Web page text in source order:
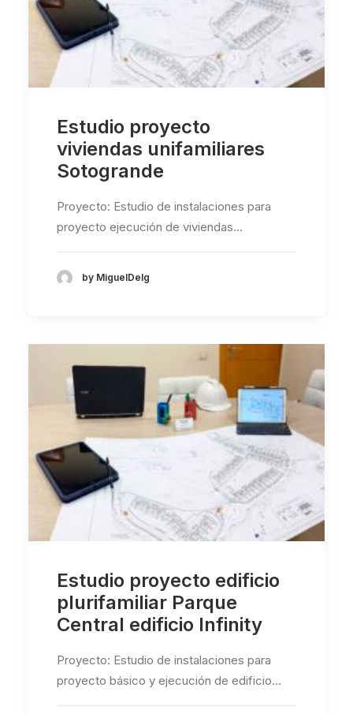
Estudio proyecto
viviendas unifamiliares
Sotogrande
Proyecto: Estudio de instalaciones para
proyecto ejecución de viviendas…
by MiguelDelg
Estudio proyecto edificio
plurifamiliar Parque
Central edificio Infinity
Proyecto: Estudio de instalaciones para
proyecto básico y ejecución de edificio…